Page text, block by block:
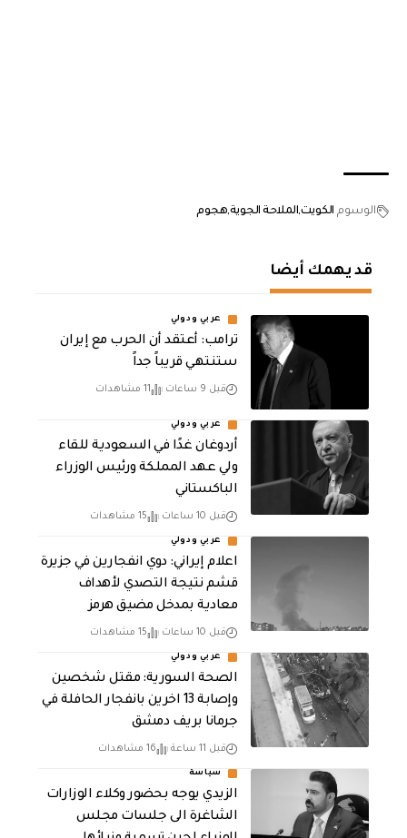
الوسوم الكويتالملاحة الجويةهجوم
قد يهمك أيضا
عربي ودولي
‏ترامب: أعتقد أن الحرب مع إيران
ستنتهي قريباً جداً
قبل 9 ساعات 11 مشاهدات
عربي ودولي
أردوغان غدًا في السعودية للقاء
ولي عهد المملكة ورئيس الوزراء
الباكستاني
قبل 10 ساعات 15 مشاهدات
عربي ودولي
اعلام إيراني: دوي انفجارين في جزيرة
قشم نتيجة التصدي لأهداف
معادية بمدخل مضيق هرمز
قبل 10 ساعات 15 مشاهدات
عربي ودولي
الصحة السورية: مقتل شخصين
وإصابة 13 اخرين بانفجار الحافلة في
جرمانا بريف دمشق
قبل 11 ساعة 16 مشاهدات
سياسة
الزيدي يوجه بحضور وكلاء الوزارات
الشاغرة الى جلسات مجلس